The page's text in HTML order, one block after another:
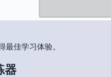
佳学习体验。
器